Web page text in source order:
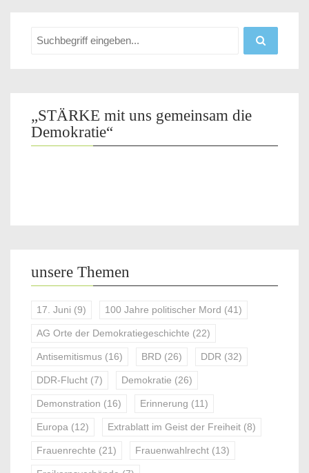
„STÄRKE mit uns gemeinsam die
Demokratie“
unsere Themen
17. Juni (9) 100 Jahre politischer Mord (41)
AG Orte der Demokratiegeschichte (22)
Antisemitismus (16) BRD (26) DDR (32)
DDR-Flucht (7) Demokratie (26)
Demonstration (16) Erinnerung (11)
Europa (12) Extrablatt im Geist der Freiheit (8)
Frauenrechte (21) Frauenwahlrecht (13)